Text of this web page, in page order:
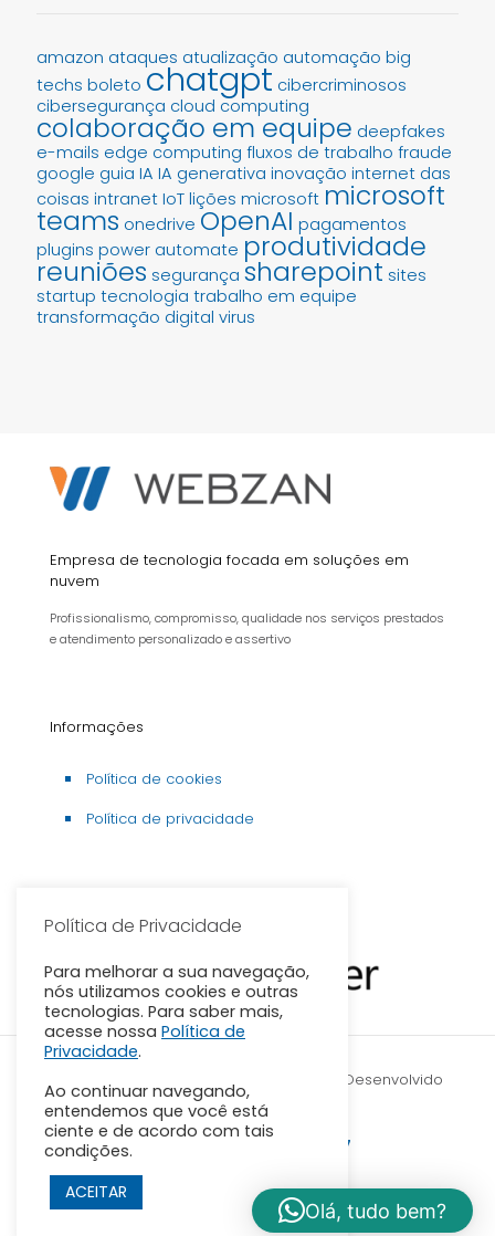
amazon ataques atualização automação big
techs boleto chatgpt cibercriminosos
cibersegurança cloud computing
colaboração em equipe deepfakes
e-mails edge computing fluxos de trabalho fraude
google guia IA IA generativa inovação internet das
coisas intranet IoT lições microsoft microsoft
teams onedrive OpenAI pagamentos
plugins power automate produtividade
reuniões segurança sharepoint sites
startup tecnologia trabalho em equipe
transformação digital virus
Empresa de tecnologia focada em soluções em
nuvem
Profissionalismo, compromisso, qualidade nos serviços prestados
e atendimento personalizado e assertivo
Informações
Política de cookies
Política de privacidade
Parceirias
© 2026 | Todos os direitos reservados | Desenvolvido
por nós com muito
(27) 3191-2377
Política de Privacidade
Para melhorar a sua navegação,
nós utilizamos cookies e outras
tecnologias. Para saber mais,
acesse nossa Política de
Privacidade.
Ao continuar navegando,
entendemos que você está
ciente e de acordo com tais
condições.
ACEITAR
Olá, tudo bem?